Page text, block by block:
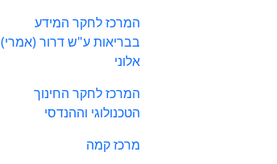
המרכז לחקר המידע
בבריאות ע"ש דרור (אמרי)
אלוני
המרכז לחקר החינוך
הטכנולוגי וההנדסי
מרכז קמה